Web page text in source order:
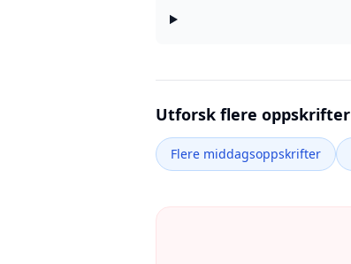
Utforsk flere oppskrifter
Flere middagsoppskrifter